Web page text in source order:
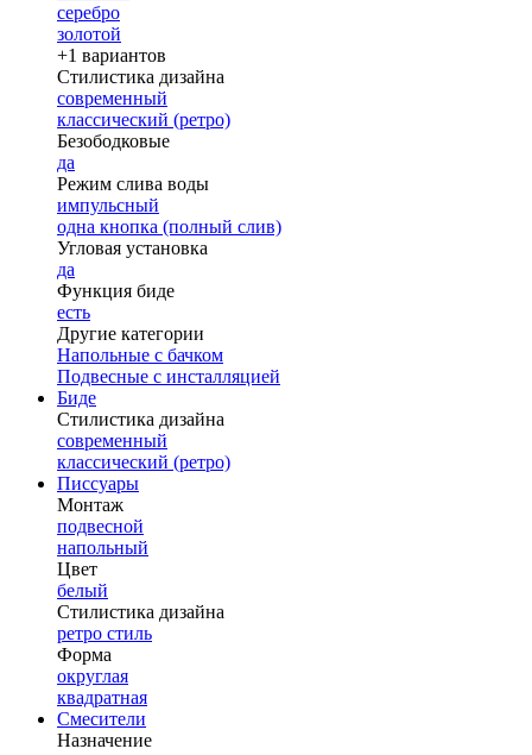
серебро
золотой
+1 вариантов
Стилистика дизайна
современный
классический (ретро)
Безободковые
да
Режим слива воды
импульсный
одна кнопка (полный слив)
Угловая установка
да
Функция биде
есть
Другие категории
Напольные с бачком
Подвесные с инсталляцией
Биде
Стилистика дизайна
современный
классический (ретро)
Писсуары
Монтаж
подвесной
напольный
Цвет
белый
Стилистика дизайна
ретро стиль
Форма
округлая
квадратная
Смесители
Назначение